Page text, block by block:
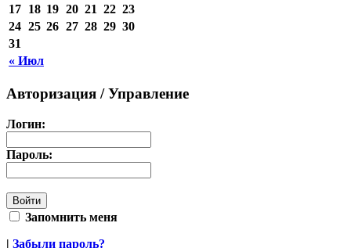
« Июл
17 18 19 20 21 22 23
24 25 26 27 28 29 30
31
Авторизация / Управление
Логин:
Пароль:
Запомнить меня
| Забыли пароль?